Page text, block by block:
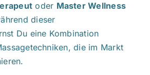
oder Master Wellness
dieser
Du eine Kombination
die im Markt